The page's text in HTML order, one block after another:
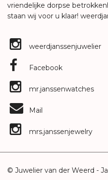
vriendelijke dorpse
staan wij voor u klaar!
weerdjanssenjuwelier
Facebook
mr.janssenwatches
Mail
mrs.janssenjewelry
© Juwelier van der Weerd -